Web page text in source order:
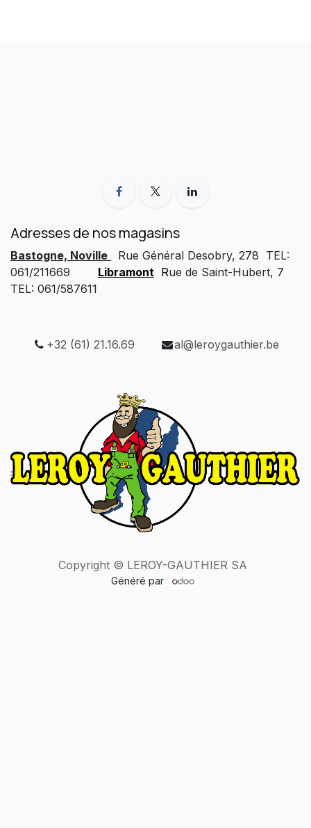
Adresses de nos magasins
Bastogne, Noville
Rue Général Desobry, 278 TEL:
061/211669
Libramont Rue de Saint-Hubert, 7
TEL: 061/587611
+32 (61) 21.16.69 al@leroygauthier.be
Copyright © LEROY-GAUTHIER SA
Généré par